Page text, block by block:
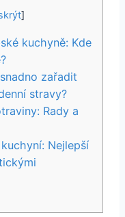
]
kuchyně: Kde
zařadit
stravy?
Rady a
Nejlepší